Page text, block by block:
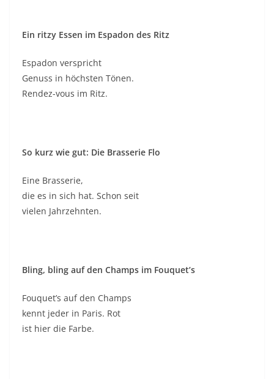
Ein ritzy Essen im Espadon des Ritz
Espadon verspricht
Genuss in höchsten Tönen.
Rendez-vous im Ritz.
So kurz wie gut: Die Brasserie Flo
Eine Brasserie,
die es in sich hat. Schon seit
vielen Jahrzehnten.
Bling, bling auf den Champs im Fouquet’s
Fouquet’s auf den Champs
kennt jeder in Paris. Rot
ist hier die Farbe.